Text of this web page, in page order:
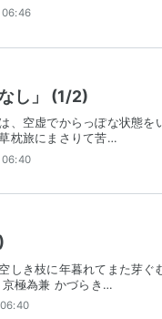
し」 (1/2)
、空虚でからっぽな状態を
枕旅にまさりて苦…
しき枝に年暮れてまた芽ぐ
京極為兼 かづらき…